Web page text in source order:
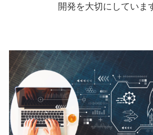
開発を大切にしていま